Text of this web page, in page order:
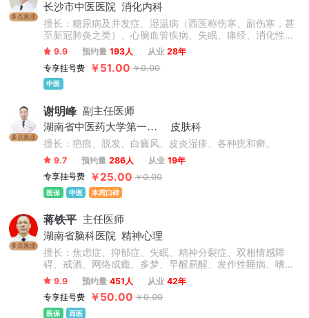
多点执业
长沙市中医医院 消化内科
擅长：糖尿病及并发症、湿温病（西医称伤寒、副伤寒，甚
至新冠肺炎之类）、心脑血管疾病、失眠、痛经、消化性溃
疡、严重小儿消化不良等采用中西医结合以中医为主治疗内
科相关疑难病，有丰富的临床经验。
9.9 预约量 193人 从业 28年
专享挂号费
￥51.00 ￥0.00
中医
多点执业
谢明峰 副主任医师
湖南省中医药大学第一附属医院
皮肤科
擅长：疤痕、脱发、白癜风、皮炎湿疹、各种疣和癣。
9.7 预约量 286人 从业 19年
专享挂号费
￥25.00 ￥0.00
医保 中医 本周口碑
多点执业
蒋铁平 主任医师
湖南省脑科医院 精神心理
擅长：焦虑症、抑郁症、失眠、精神分裂症、双相情感障
碍、戒酒、网络成瘾、多梦、早醒易醒、发作性睡病、嗜
睡、情绪异常、耳鸣脑鸣、胸气短、植物神经系乱、神经衰
弱、神经官能症等心身及精神心理疾病的诊断及治疗；擅长
于厌学、叛逆、学习困难、注意缺陷多动障碍、情感障碍及
情绪行为障碍的临床诊治。治疗中十分注重结合患者个体差
9.9 预约量 451人 从业 42年
专享挂号费
￥50.00 ￥0.00
医保 西医